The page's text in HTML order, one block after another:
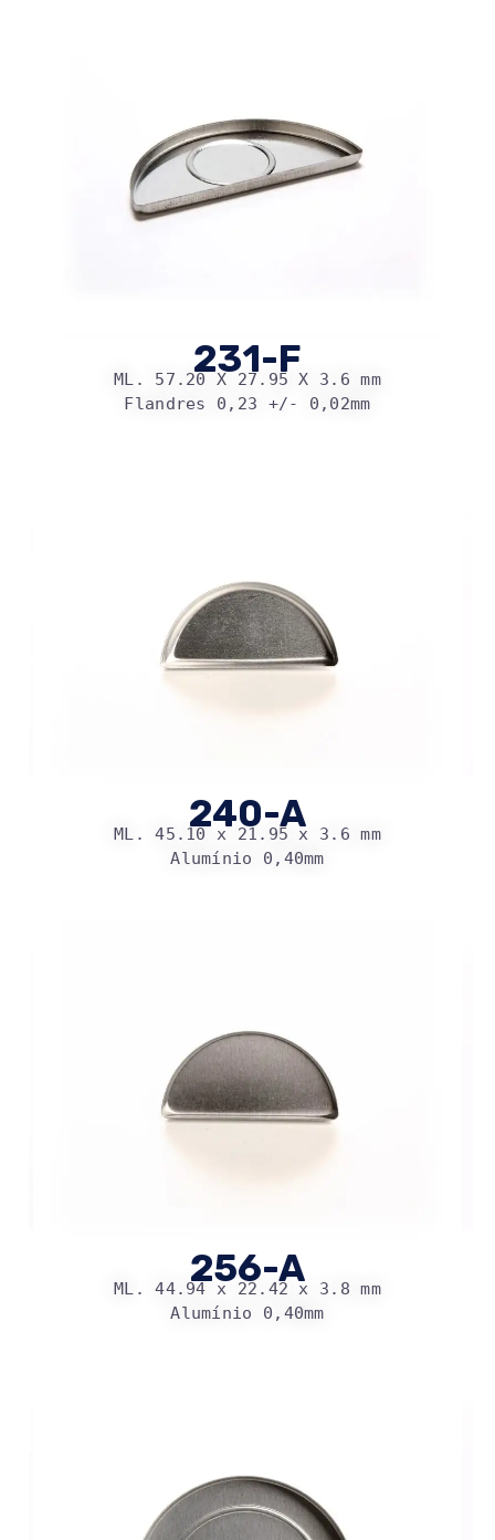
231-F
ML. 57.20 X 27.95 X 3.6 mm
Flandres 0,23 +/- 0,02mm
240-A
ML. 45.10 x 21.95 x 3.6 mm
Alumínio 0,40mm
256-A
ML. 44.94 x 22.42 x 3.8 mm
Alumínio 0,40mm